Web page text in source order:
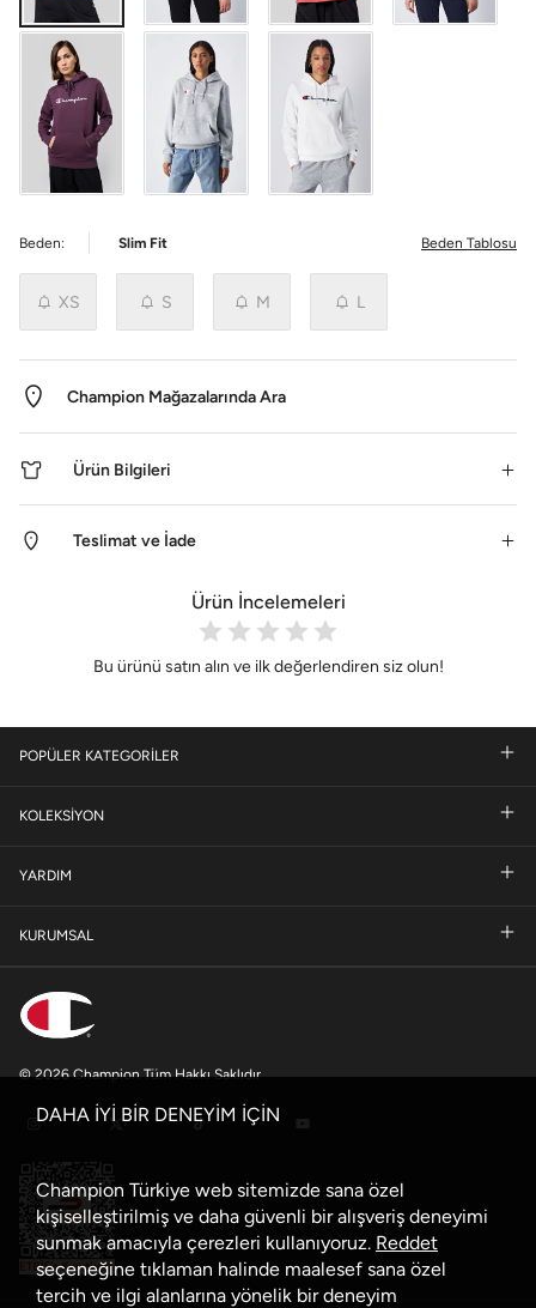
Beden: Slim Fit Beden Tablosu
XS S M L
Champion Mağazalarında Ara
Ürün Bilgileri
Teslimat ve İade
Ürün İncelemeleri
Bu ürünü satın alın ve ilk değerlendiren siz olun!
POPÜLER KATEGORİLER
KOLEKSİYON
YARDIM
KURUMSAL
© 2026 Champion Tüm Hakkı Saklıdır
DAHA İYİ BİR DENEYİM İÇİN
Champion Türkiye web sitemizde sana özel
kişiselleştirilmiş ve daha güvenli bir alışveriş deneyimi
sunmak amacıyla çerezleri kullanıyoruz. Reddet
seçeneğine tıklaman halinde maalesef sana özel
tercih ve ilgi alanlarına yönelik bir deneyim